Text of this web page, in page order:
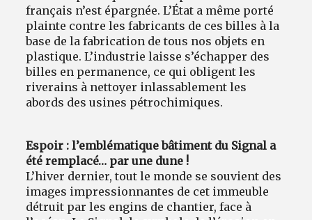
français n’est épargnée. L’État a même porté
plainte contre les fabricants de ces billes à la
base de la fabrication de tous nos objets en
plastique. L’industrie laisse s’échapper des
billes en permanence, ce qui obligent les
riverains à nettoyer inlassablement les
abords des usines pétrochimiques.
Espoir : l’emblématique bâtiment du Signal a
été remplacé… par une dune !
L’hiver dernier, tout le monde se souvient des
images impressionnantes de cet immeuble
détruit par les engins de chantier, face à